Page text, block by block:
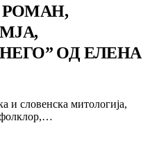
ОД ЕЛЕНА
и словенска митологија,
фолклор,…